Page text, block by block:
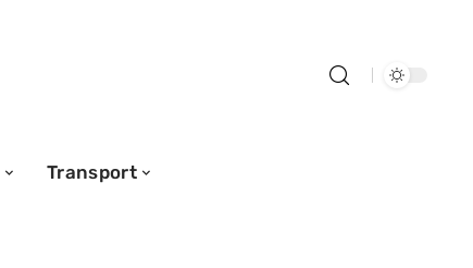
Transport